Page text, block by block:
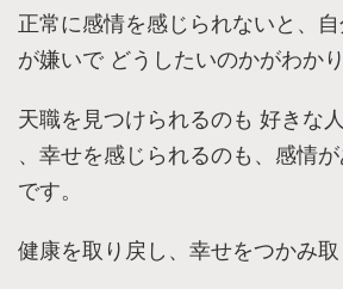
正常に感情を感じられないと、
が嫌いで どうしたいのかがわかり
天職を見つけられるのも 好きな
、幸せを感じられるのも、感情
です。
健康を取り戻し、幸せをつかみ